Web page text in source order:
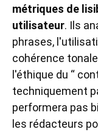
métriques de
utilisateur. Ils
phrases,
cohérence
l'éthique du “
techniquement
performera pas
les rédacteurs